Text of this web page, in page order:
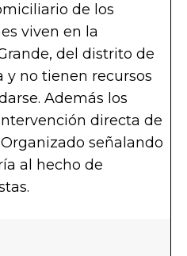
de los
viven en la
del distrito de
y no tienen recursos
Además los
directa de
señalando
al hecho de